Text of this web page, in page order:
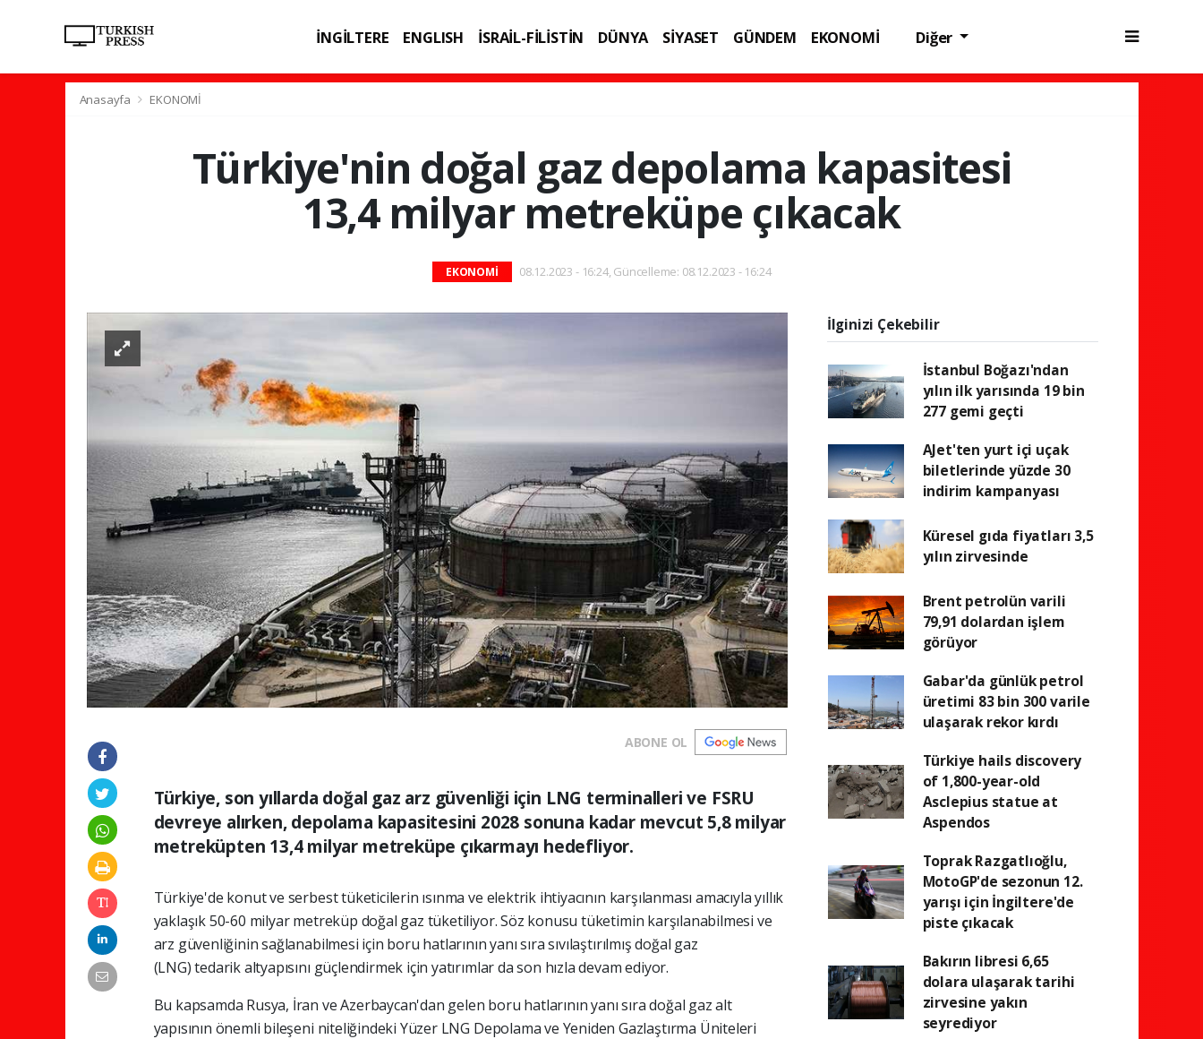
İNGİLTERE ENGLISH İSRAİL-FİLİSTİN DÜNYA SİYASET GÜNDEM
EKONOMİ
Diğer
Anasayfa EKONOMİ
Türkiye'nin doğal gaz depolama kapasitesi
13,4 milyar metreküpe çıkacak
EKONOMİ 08.12.2023 - 16:24, Güncelleme: 08.12.2023 - 16:24
ABONE OL
Türkiye, son yıllarda doğal gaz arz güvenliği için LNG terminalleri ve FSRU
devreye alırken, depolama kapasitesini 2028 sonuna kadar mevcut 5,8 milyar
metreküpten 13,4 milyar metreküpe çıkarmayı hedefliyor.
Türkiye'de konut ve serbest tüketicilerin ısınma ve elektrik ihtiyacının karşılanması amacıyla yıllık
yaklaşık 50-60 milyar metreküp doğal gaz tüketiliyor. Söz konusu tüketimin karşılanabilmesi ve
arz güvenliğinin sağlanabilmesi için boru hatlarının yanı sıra sıvılaştırılmış doğal gaz
(LNG) tedarik altyapısını güçlendirmek için yatırımlar da son hızla devam ediyor.
Bu kapsamda Rusya, İran ve Azerbaycan'dan gelen boru hatlarının yanı sıra doğal gaz alt
yapısının önemli bileşeni niteliğindeki Yüzer LNG Depolama ve Yeniden Gazlaştırma Üniteleri
İlginizi Çekebilir
İstanbul Boğazı'ndan
yılın ilk yarısında 19 bin
277 gemi geçti
AJet'ten yurt içi uçak
biletlerinde yüzde 30
indirim kampanyası
Küresel gıda fiyatları 3,5
yılın zirvesinde
Brent petrolün varili
79,91 dolardan işlem
görüyor
Gabar'da günlük petrol
üretimi 83 bin 300 varile
ulaşarak rekor kırdı
Türkiye hails discovery
of 1,800-year-old
Asclepius statue at
Aspendos
Toprak Razgatlıoğlu,
MotoGP'de sezonun 12.
yarışı için İngiltere'de
piste çıkacak
Bakırın libresi 6,65
dolara ulaşarak tarihi
zirvesine yakın
seyrediyor